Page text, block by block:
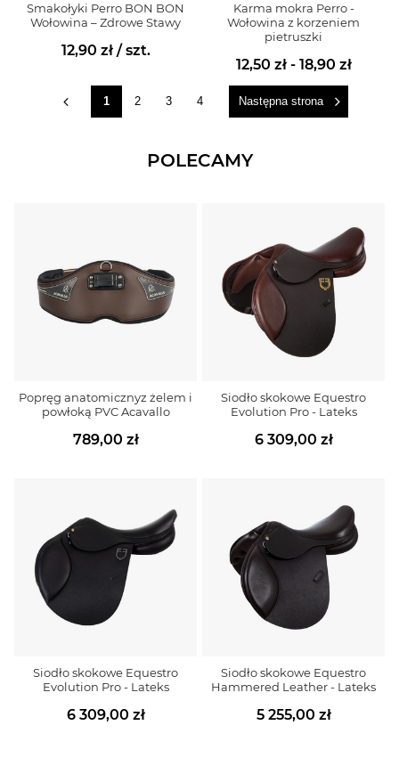
Smakołyki Perro BON BON
Wołowina – Zdrowe Stawy
12,90 zł/ szt.
Karma mokra Perro -
Wołowina z korzeniem
pietruszki
12,50 zł - 18,90 zł
1 2 3 4 Następna strona
POLECAMY
Popręg anatomicznyz żelem i
powłoką PVC Acavallo
789,00 zł
Siodło skokowe Equestro
Evolution Pro - Lateks
6 309,00 zł
Siodło skokowe Equestro
Evolution Pro - Lateks
6 309,00 zł
Siodło skokowe Equestro
Hammered Leather - Lateks
5 255,00 zł